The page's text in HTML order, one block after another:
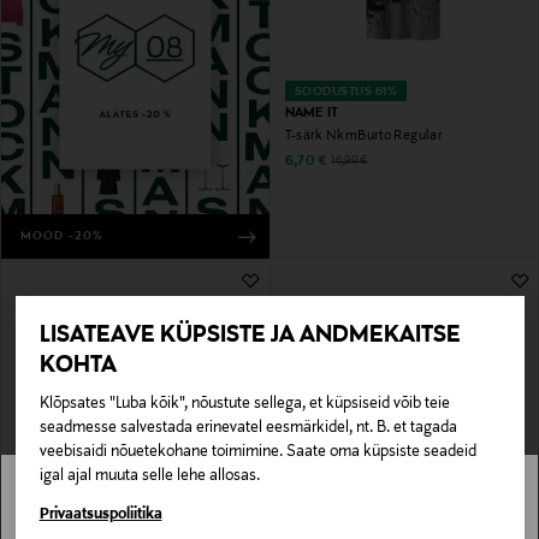
LISATEAVE KÜPSISTE JA ANDMEKAITSE
KOHTA
Klõpsates "Luba kõik", nõustute sellega, et küpsiseid võib teie
seadmesse salvestada erinevatel eesmärkidel, nt. B. et tagada
veebisaidi nõuetekohane toimimine. Saate oma küpsiste seadeid
igal ajal muuta selle lehe allosas.
Privaatsuspoliitika
MOOD -20%
SOODUSTUS 61%
NAME IT
T-särk NkmBurto Regular
Discounted Price
6,70 € Original Price
16,99 €
NAME IT
Stockmann pole Sinu riigis saadaval.